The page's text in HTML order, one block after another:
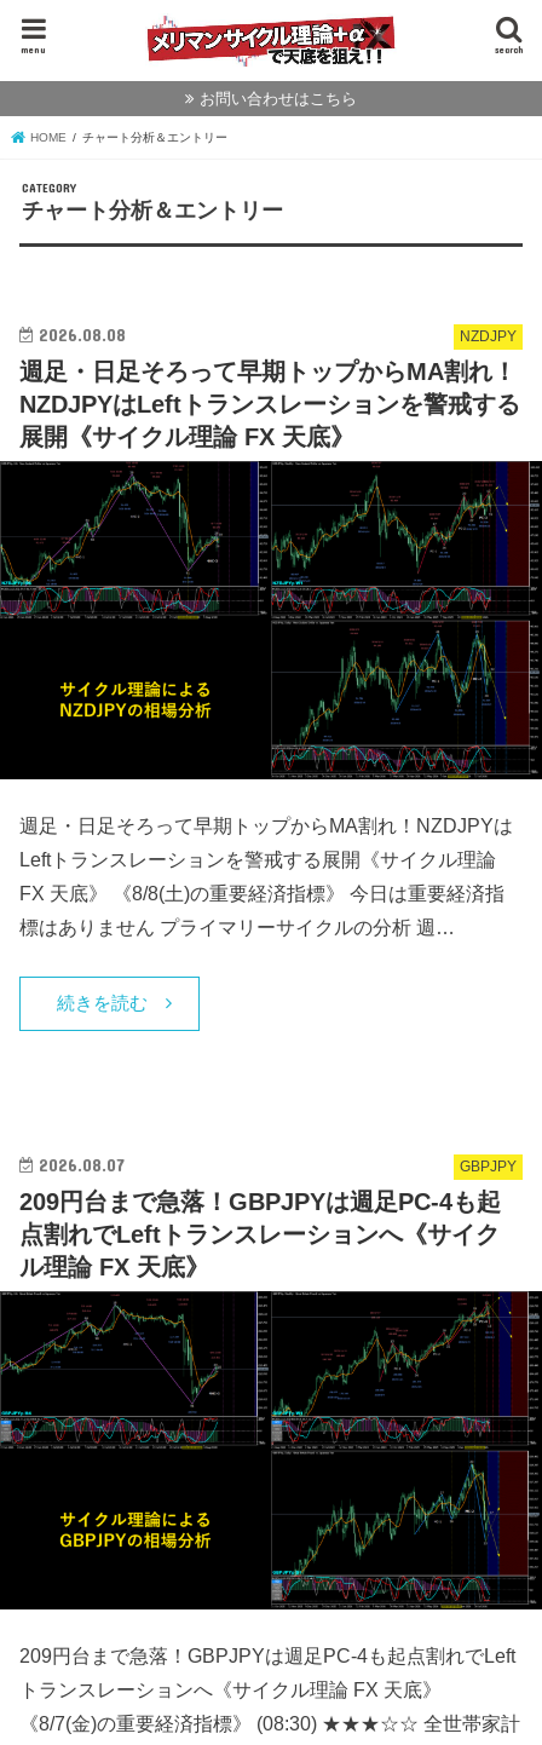
search
menu
お問い合わせはこちら
HOME チャート分析＆エントリー
チャート分析＆エントリー
2026.08.08 NZDJPY
週足・日足そろって早期トップからMA割れ！
NZDJPYはLeftトランスレーションを警戒する
展開《サイクル理論 FX 天底》
週足・日足そろって早期トップからMA割れ！NZDJPYは
Leftトランスレーションを警戒する展開《サイクル理論
FX 天底》 《8/8(土)の重要経済指標》 今日は重要経済指
標はありません プライマリーサイクルの分析 週…
続きを読む
2026.08.07 GBPJPY
209円台まで急落！GBPJPYは週足PC-4も起
点割れでLeftトランスレーションへ《サイク
ル理論 FX 天底》
209円台まで急落！GBPJPYは週足PC-4も起点割れでLeft
トランスレーションへ《サイクル理論 FX 天底》
《8/7(金)の重要経済指標》 (08:30) ★★★☆☆ 全世帯家計